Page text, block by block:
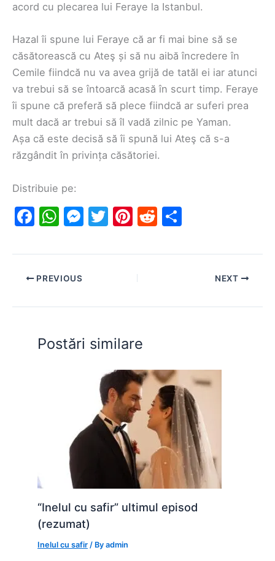
acord cu plecarea lui Feraye la Istanbul.
Hazal îi spune lui Feraye că ar fi mai bine să se
căsătorească cu Ateş și să nu aibă încredere în
Cemile fiindcă nu va avea grijă de tatăl ei iar atunci
va trebui să se întoarcă acasă în scurt timp. Feraye
îi spune că preferă să plece fiindcă ar suferi prea
mult dacă ar trebui să îl vadă zilnic pe Yaman.
Așa că este decisă să îi spună lui Ateş că s-a
răzgândit în privința căsătoriei.
Distribuie pe:
F
c
e
o
o
k
W
at
s
p
p
M
s
n
g
er
T
itt
Pi
er
e
R
d ar
PREVIOUS NEXT
Postări similare
“Inelul cu safir” ultimul episod
(rezumat)
Inelul cu safir / Byadmin